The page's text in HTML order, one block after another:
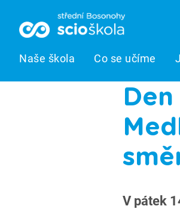
Naše škola Co se učíme
V pátek